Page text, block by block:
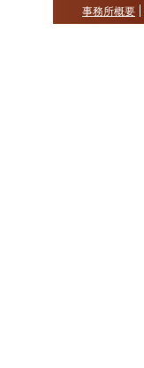
事務所概要